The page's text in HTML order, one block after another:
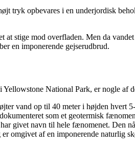
tryk opbevares i en underjordisk
at stige mod overfladen. Men da
en imponerende gejserudbrud.
National Park, er nogle af
vand op til 40 meter i højden hvert
som et geotermisk
givet navn til hele fænomenet. Den
omgivet af en imponerende naturlig